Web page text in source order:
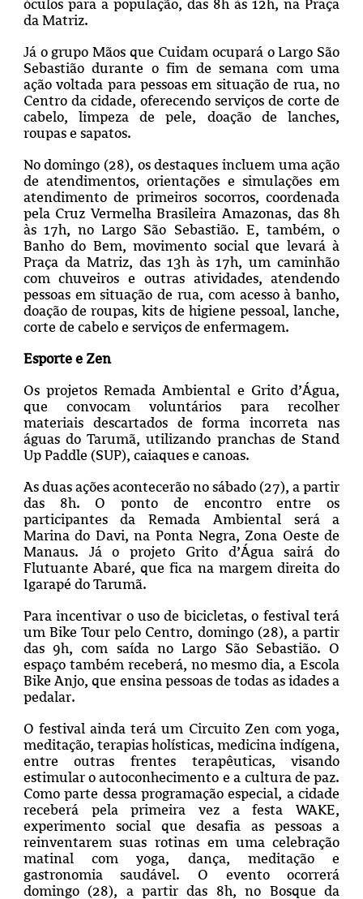
óculos para a população, das 8h às 12h, na Praça
da Matriz.
Já o grupo Mãos que Cuidam ocupará o Largo São
Sebastião durante o fim de semana com uma
ação voltada para pessoas em situação de rua, no
Centro da cidade, oferecendo serviços de corte de
cabelo, limpeza de pele, doação de lanches,
roupas e sapatos.
No domingo (28), os destaques incluem uma ação
de atendimentos, orientações e simulações em
atendimento de primeiros socorros, coordenada
pela Cruz Vermelha Brasileira Amazonas, das 8h
às 17h, no Largo São Sebastião. E, também, o
Banho do Bem, movimento social que levará à
Praça da Matriz, das 13h às 17h, um caminhão
com chuveiros e outras atividades, atendendo
pessoas em situação de rua, com acesso à banho,
doação de roupas, kits de higiene pessoal, lanche,
corte de cabelo e serviços de enfermagem.
Esporte e Zen
Os projetos Remada Ambiental e Grito d’Água,
que convocam voluntários para recolher
materiais descartados de forma incorreta nas
águas do Tarumã, utilizando pranchas de Stand
Up Paddle (SUP), caiaques e canoas.
As duas ações acontecerão no sábado (27), a partir
das 8h. O ponto de encontro entre os
participantes da Remada Ambiental será a
Marina do Davi, na Ponta Negra, Zona Oeste de
Manaus. Já o projeto Grito d’Água sairá do
Flutuante Abaré, que fica na margem direita do
Igarapé do Tarumã.
Para incentivar o uso de bicicletas, o festival terá
um Bike Tour pelo Centro, domingo (28), a partir
das 9h, com saída no Largo São Sebastião. O
espaço também receberá, no mesmo dia, a Escola
Bike Anjo, que ensina pessoas de todas as idades a
pedalar.
O festival ainda terá um Circuito Zen com yoga,
meditação, terapias holísticas, medicina indígena,
entre outras frentes terapêuticas, visando
estimular o autoconhecimento e a cultura de paz.
Como parte dessa programação especial, a cidade
receberá pela primeira vez a festa WAKE,
experimento social que desafia as pessoas a
reinventarem suas rotinas em uma celebração
matinal com yoga, dança, meditação e
gastronomia saudável. O evento ocorrerá
domingo (28), a partir das 8h, no Bosque da